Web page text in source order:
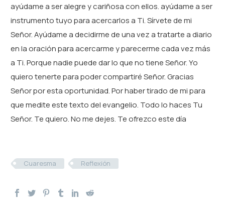
ayúdame a ser alegre y cariñosa con ellos. ayúdame a ser
instrumento tuyo para acercarlos a Ti. Sírvete de mi
Señor. Ayúdame a decidirme de una vez a tratarte a diario
en la oración para acercarme y parecerme cada vez más
a Ti. Porque nadie puede dar lo que no tiene Señor. Yo
quiero tenerte para poder compartiré Señor. Gracias
Señor por esta oportunidad. Por haber tirado de mi para
que medite este texto del evangelio. Todo lo haces Tu
Señor. Te quiero. No me dejes. Te ofrezco este día
Cuaresma Reflexión